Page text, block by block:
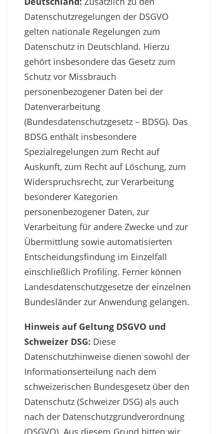
Datenschutzregelungen der DSGVO
gelten nationale Regelungen zum
Datenschutz in Deutschland. Hierzu
gehört insbesondere das Gesetz zum
Schutz vor Missbrauch
personenbezogener Daten bei der
Datenverarbeitung
(Bundesdatenschutzgesetz – BDSG). Das
BDSG enthält insbesondere
Spezialregelungen zum Recht auf
Auskunft, zum Recht auf Löschung, zum
Widerspruchsrecht, zur Verarbeitung
besonderer Kategorien
personenbezogener Daten, zur
Verarbeitung für andere Zwecke und zur
Übermittlung sowie automatisierten
Entscheidungsfindung im Einzelfall
einschließlich Profiling. Ferner können
Landesdatenschutzgesetze der einzelnen
Bundesländer zur Anwendung gelangen.
Hinweis auf Geltung DSGVO und
Schweizer DSG: Diese
Datenschutzhinweise dienen sowohl der
Informationserteilung nach dem
schweizerischen Bundesgesetz über den
Datenschutz (Schweizer DSG) als auch
nach der Datenschutzgrundverordnung
(DSGVO). Aus diesem Grund bitten wir